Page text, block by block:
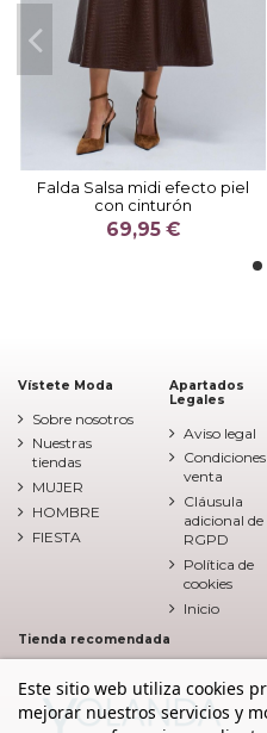
Falda Salsa midi efecto piel
con cinturón
69,95 €
Vístete Moda
Sobre nosotros
Nuestras
tiendas
MUJER
HOMBRE
FIESTA
Apartados
Legales
Aviso legal
venta
Cláusula
adicional de
RGPD
Política de
cookies
Inicio
Este sitio web utiliza cookies
mejorar nuestros servicios y
Tienda recomendada